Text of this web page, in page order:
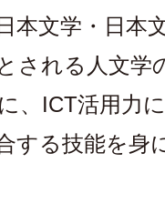
本文学・日本
される人文学
、ICT活用力
する技能を身